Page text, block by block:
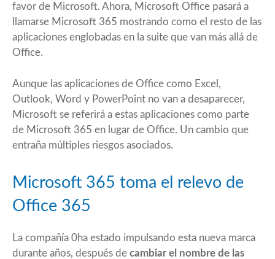
favor de Microsoft. Ahora, Microsoft Office pasará a
llamarse Microsoft 365 mostrando como el resto de las
aplicaciones englobadas en la suite que van más allá de
Office.
Aunque las aplicaciones de Office como Excel,
Outlook, Word y PowerPoint no van a desaparecer,
Microsoft se referirá a estas aplicaciones como parte
de Microsoft 365 en lugar de Office. Un cambio que
entraña múltiples riesgos asociados.
Microsoft 365 toma el relevo de
Office 365
La compañía 0ha estado impulsando esta nueva marca
durante años, después de cambiar el nombre de las